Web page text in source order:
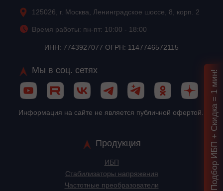
125026, г. Москва, Ленинградское шоссе, 8, корп. 2
Время работы: пн-пт: 10:00 - 18:00
ИНН: 7743927077 ОГРН: 1147746572115
Мы в соц. сетях
Информация на сайте не является публичной офертой.
Продукция
ИБП
Стабилизаторы напряжения
Частотные преобразователи
Подбор ИБП + Скидка = 1 мин!